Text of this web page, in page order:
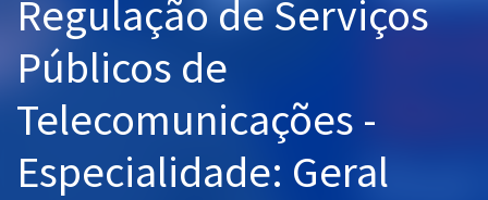
Aprovados
Regulação de Serviços
Públicos de
Telecomunicações -
Especialidade: Geral